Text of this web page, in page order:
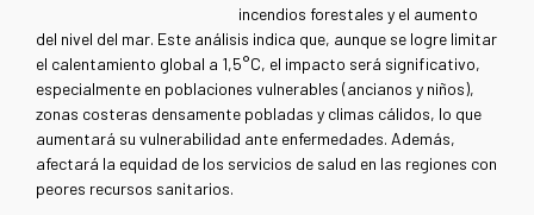
incendios forestales y el aumento
del nivel del mar. Este análisis indica que, aunque se logre limitar
el calentamiento global a 1,5°C, el impacto será significativo,
especialmente en poblaciones vulnerables (ancianos y niños),
zonas costeras densamente pobladas y climas cálidos, lo que
aumentará su vulnerabilidad ante enfermedades. Además,
afectará la equidad de los servicios de salud en las regiones con
peores recursos sanitarios.